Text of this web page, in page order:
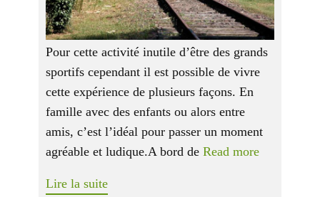
Pour cette activité inutile d’être des grands
sportifs cependant il est possible de vivre
cette expérience de plusieurs façons. En
famille avec des enfants ou alors entre
amis, c’est l’idéal pour passer un moment
agréable et ludique.A bord de Read more
Lire la suite